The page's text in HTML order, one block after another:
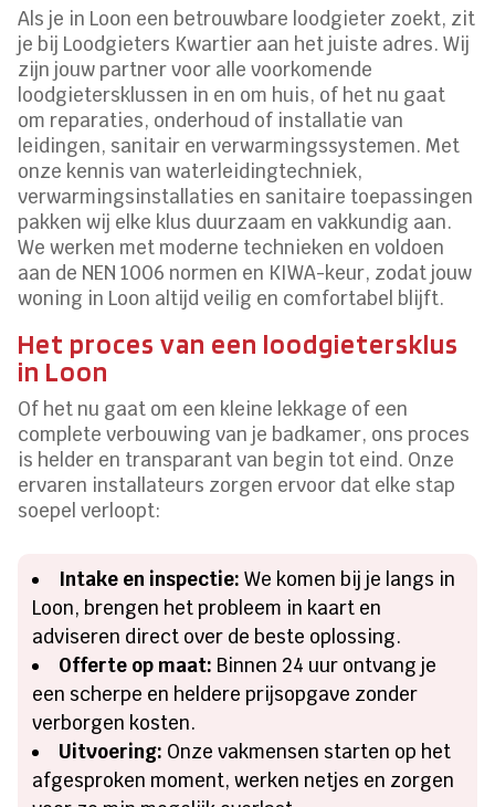
Als je in Loon een betrouwbare loodgieter zoekt, zit
je bij Loodgieters Kwartier aan het juiste adres. Wij
zijn jouw partner voor alle voorkomende
loodgietersklussen in en om huis, of het nu gaat
om reparaties, onderhoud of installatie van
leidingen, sanitair en verwarmingssystemen. Met
onze kennis van waterleidingtechniek,
verwarmingsinstallaties en sanitaire toepassingen
pakken wij elke klus duurzaam en vakkundig aan.
We werken met moderne technieken en voldoen
aan de NEN 1006 normen en KIWA-keur, zodat jouw
woning in Loon altijd veilig en comfortabel blijft.
Het proces van een loodgietersklus
in Loon
Of het nu gaat om een kleine lekkage of een
complete verbouwing van je badkamer, ons proces
is helder en transparant van begin tot eind. Onze
ervaren installateurs zorgen ervoor dat elke stap
soepel verloopt:
Intake en inspectie: We komen bij je langs in
Loon, brengen het probleem in kaart en
adviseren direct over de beste oplossing.
Offerte op maat: Binnen 24 uur ontvang je
een scherpe en heldere prijsopgave zonder
verborgen kosten.
Uitvoering: Onze vakmensen starten op het
afgesproken moment, werken netjes en zorgen